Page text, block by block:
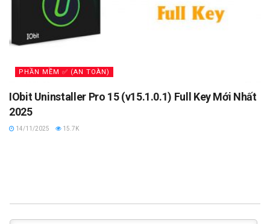
PHẦN MỀM ✅ (AN TOÀN)
IObit Uninstaller Pro 15 (v15.1.0.1) Full Key Mới Nhất
2025
14/11/2025 15.7K